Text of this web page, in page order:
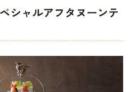
ペシャルアフタヌーンテ